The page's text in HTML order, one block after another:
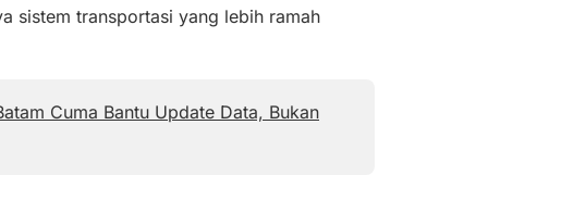
sistem transportasi yang lebih ramah
Cuma Bantu Update Data, Bukan